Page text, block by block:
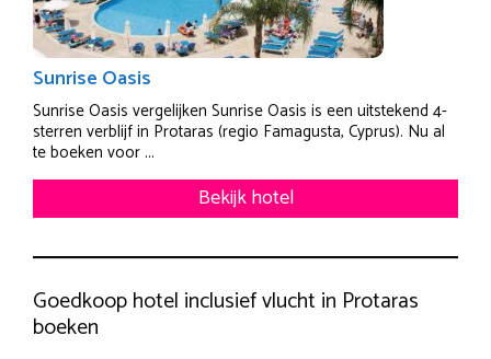
Sunrise Oasis
Sunrise Oasis vergelijken Sunrise Oasis is een uitstekend 4-
sterren verblijf in Protaras (regio Famagusta, Cyprus). Nu al
te boeken voor ...
Bekijk hotel
Goedkoop hotel inclusief vlucht in Protaras
boeken